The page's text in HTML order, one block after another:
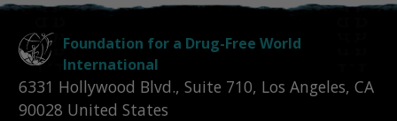
Foundation for a Drug-Free World
International
6331 Hollywood Blvd., Suite 710, Los Angeles, CA
90028 United States